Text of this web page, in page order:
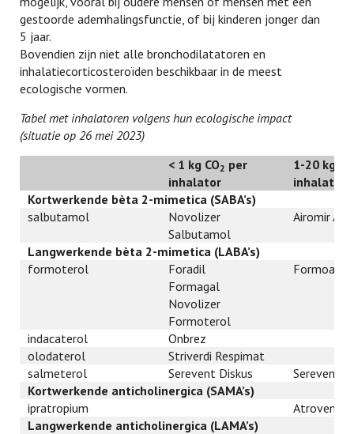
gestoorde ademhalingsfunctie, of bij kinderen jonger dan
5 jaar.
Bovendien zijn niet alle bronchodilatatoren en
inhalatiecorticosteroïden beschikbaar in de meest
ecologische vormen.
Tabel met inhalatoren volgens hun ecologische impact
(situatie op 26 mei 2023)
< 1 kg CO2 per
inhalator
1-20 kg CO
inhalator
Kortwerkende bèta 2-mimetica (SABA’s)
salbutamol
Novolizer
Salbutamol
Airomir
Langwerkende bèta 2-mimetica (LABA’s)
formoterol
Foradil
Formagal
Novolizer
Formoterol
Formoair
indacaterol
Onbrez
olodaterol
Striverdi Respimat
salmeterol
Serevent Diskus
Serevent
Kortwerkende anticholinergica (SAMA’s)
ipratropium
Atrovent
Langwerkende anticholinergica (LAMA’s)